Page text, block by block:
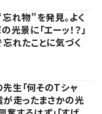
れ物”を発見。よく
景に「エーッ！？」
忘れたことに気づく
生「何そのTシャ
が走ったまさかの光